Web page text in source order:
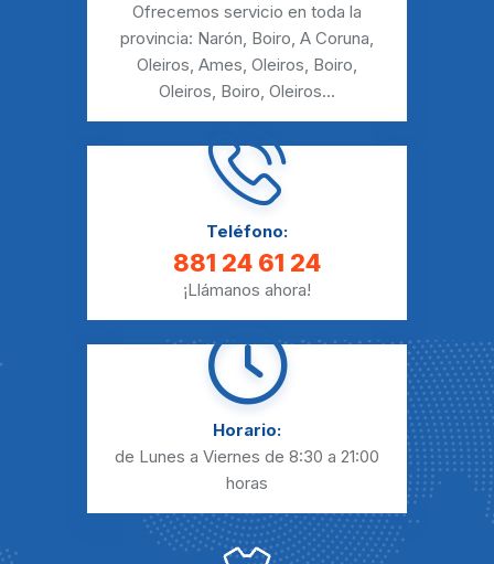
Ofrecemos servicio en toda la
provincia: Narón, Boiro, A Coruna,
Oleiros, Ames, Oleiros, Boiro,
Oleiros, Boiro, Oleiros...
Teléfono:
881 24 61 24
¡Llámanos ahora!
Horario:
de Lunes a Viernes de 8:30 a 21:00
horas